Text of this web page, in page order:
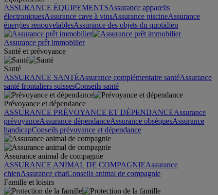
ASSURANCE ÉQUIPEMENTSAssurance appareils
électroniquesAssurance cave à vinsAssurance piscineAssurance
énergies renouvelablesAssurance des objets du quotidien
Assurance prêt immobilier
Santé et prévoyance
Santé
ASSURANCE SANTÉAssurance complémentaire santéAssurance
santé frontaliers suissesConseils santé
Prévoyance et dépendance
ASSURANCE PRÉVOYANCE ET DÉPENDANCEAssurance
prévoyanceAssurance dépendanceAssurance obsèquesAssurance
handicapConseils prévoyance et dépendance
Assurance animal de compagnie
ASSURANCE ANIMAL DE COMPAGNIEAssurance
chienAssurance chatConseils animal de compagnie
Famille et loisirs